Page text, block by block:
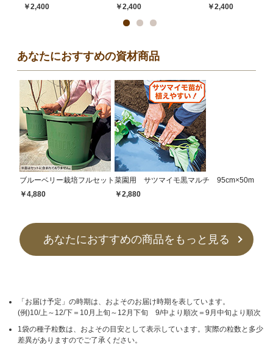
￥2,400
￥2,400
￥2,400
あなたにおすすめの資材商品
ブルーベリー栽培フルセット
￥4,880
菜園用 サツマイモ黒マルチ 95cm×50m
￥2,880
あなたにおすすめの商品をもっと見る
「お届け予定」の時期は、およそのお届け時期を表しています。
(例)10/上～12/下＝10月上旬～12月下旬 9/中より順次＝9月中旬より順次
1袋の種子粒数は、およその目安として表示しています。実際の粒数と多少
差異がありますのでご了承ください。